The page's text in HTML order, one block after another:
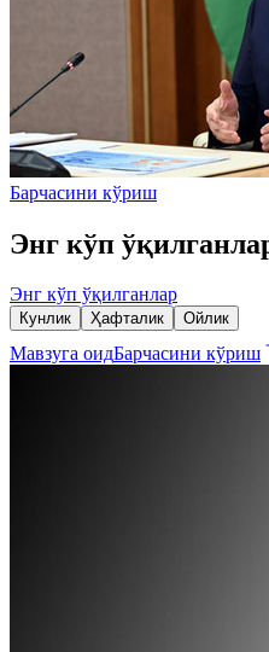
Барчасини кўриш
Энг кўп
Энг кўп ўқилганлар
Кунлик Ҳафталик Ойлик
Мавзуга оидБарчасини кўриш